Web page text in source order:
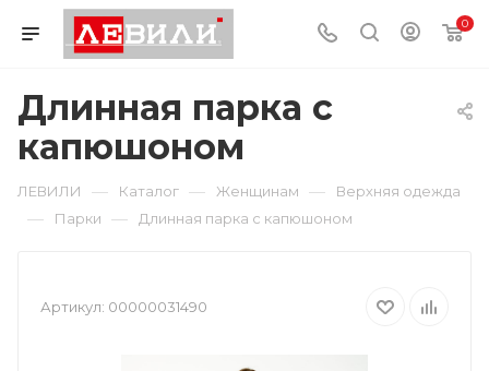
0
Длинная парка с
капюшоном
ЛЕВИЛИ — Каталог — Женщинам — Верхняя одежда
— Парки — Длинная парка с капюшоном
Артикул: 00000031490